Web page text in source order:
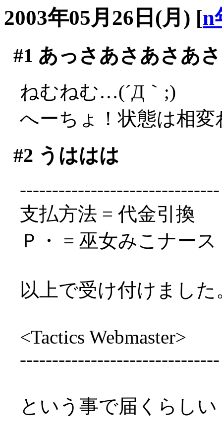
2003年05月26日(月) [n
#1 あっさあさあさあ
ねむねむ…(´Д｀;)
へーちょ！状態は相
#2 うははは
-------------------------------
支払方法 = 代金引換
Ｐ・ = 巫女みこナー
以上で受け付けまし
<Tactics Webmaster>
-------------------------------
という事で届くらし